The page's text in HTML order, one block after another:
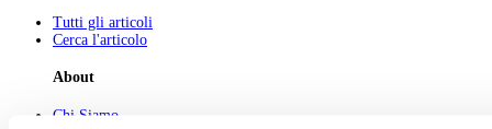
Tutti gli articoli
Cerca l'articolo
About
Chi Siamo